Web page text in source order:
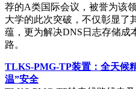
荐的A类国际会议，被誉为该
大学的此次突破，不仅彰显了
蕴，更为解决DNS日志存储成
路。
TLKS-PMG-TP装置：全天候
温”安全